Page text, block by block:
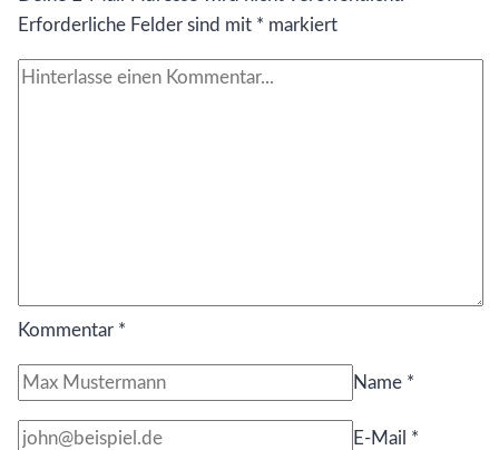
Erforderliche Felder sind mit * markiert
Kommentar *
Name *
E-Mail *